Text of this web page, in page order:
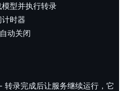
型并执行转录
时器
动关闭
- 转录完成后让服务继续运行，它